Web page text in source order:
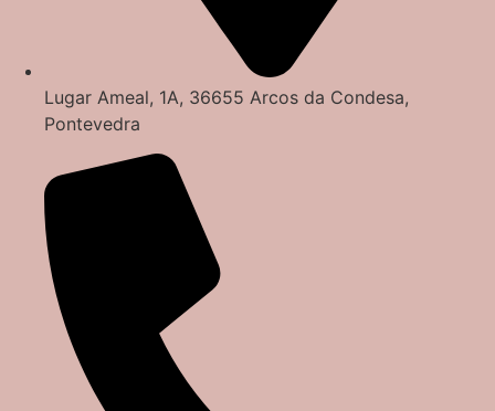
Lugar Ameal, 1A, 36655 Arcos da Condesa,
Pontevedra